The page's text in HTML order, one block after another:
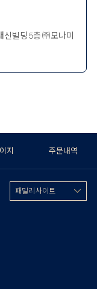
신빌딩 5층 ㈜모나미
지 주문내역
패밀리 사이트